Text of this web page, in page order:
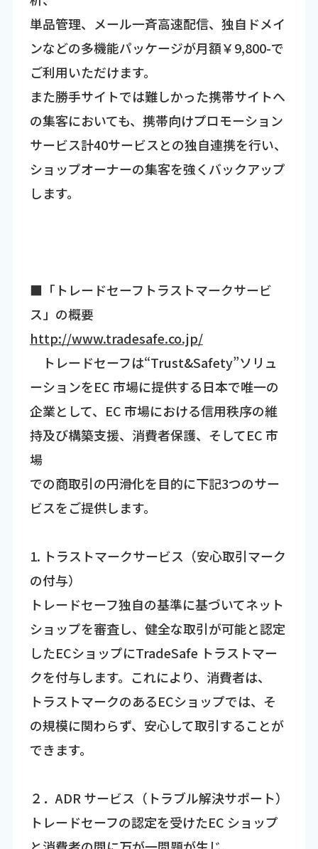
単品管理、メール一斉高速配信、独自ドメイ
ンなどの多機能パッケージが月額￥9,800-で
ご利用いただけます。
また勝手サイトでは難しかった携帯サイトへ
の集客においても、携帯向けプロモーション
サービス計40サービスとの独自連携を行い、
ショップオーナーの集客を強くバックアップ
します。
■「トレードセーフトラストマークサービ
ス」の概要
http://www.tradesafe.co.jp/
トレードセーフは“Trust&Safety”ソリュ
ーションをEC 市場に提供する日本で唯一の
企業として、EC 市場における信用秩序の維
持及び構築支援、消費者保護、そしてEC 市
場
での商取引の円滑化を目的に下記3つのサー
ビスをご提供します。
1. トラストマークサービス（安心取引マーク
の付与）
トレードセーフ独自の基準に基づいてネット
ショップを審査し、健全な取引が可能と認定
したECショップにTradeSafe トラストマー
クを付与します。これにより、消費者は、
トラストマークのあるECショップでは、そ
の規模に関わらず、安心して取引することが
できます。
２．ADR サービス（トラブル解決サポート）
トレードセーフの認定を受けたEC ショップ